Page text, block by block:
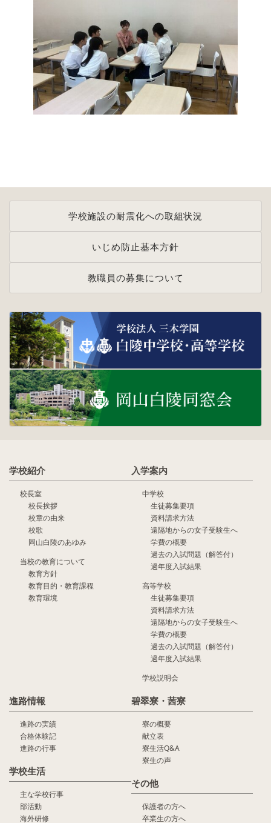
学校施設の耐震化への取組状況
いじめ防止基本方針
教職員の募集について
学校紹介
校長室
校長挨拶
校章の由来
校歌
岡山白陵のあゆみ
当校の教育について
教育方針
教育目的・教育課程
教育環境
入学案内
中学校
生徒募集要項
資料請求方法
遠隔地からの女子受験生へ
学費の概要
過去の入試問題（解答付）
過年度入試結果
高等学校
生徒募集要項
資料請求方法
遠隔地からの女子受験生へ
学費の概要
過去の入試問題（解答付）
過年度入試結果
学校説明会
進路情報
進路の実績
合格体験記
進路の行事
学校生活
主な学校行事
部活動
海外研修
碧翠寮・茜寮
寮の概要
献立表
寮生活Q&A
寮生の声
その他
保護者の方へ
卒業生の方へ